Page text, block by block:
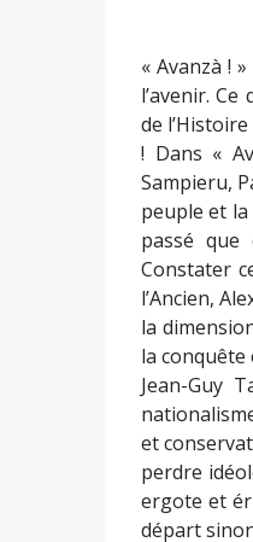
Sampieru,
peuple et la
passé que
Constater
l’Ancien,
la
la
Jean-Guy
et
perdre
ergote et
départ
voir une
.Dans le
mêle
et